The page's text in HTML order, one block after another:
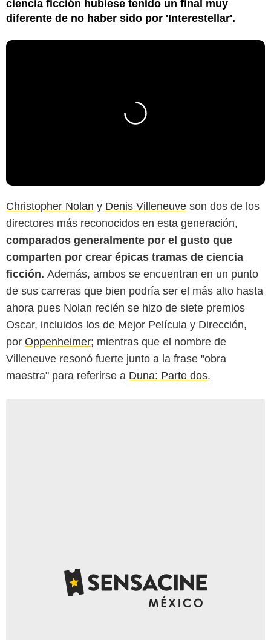
ciencia ficción hubiese tenido un final muy
diferente de no haber sido por 'Interestellar'.
Christopher Nolan y Denis Villeneuve son dos de los
directores más reconocidos en esta generación,
comparados generalmente por el gusto que
comparten por crear épicas tramas de ciencia
ficción. Además, ambos se encuentran en un punto
de sus carreras que bien podría ser el más alto hasta
ahora pues Nolan recién se hizo de siete premios
Oscar, incluidos los de Mejor Película y Dirección,
por Oppenheimer; mientras que el nombre de
Villeneuve resonó fuerte junto a la frase "obra
maestra" para referirse a Duna: Parte dos.